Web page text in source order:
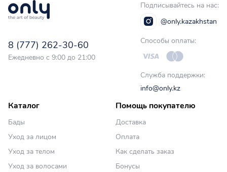
8 (777) 262-30-60
Ежедневно с 9:00 до 21:00
Подписывайтесь на нас:
@only.kazakhstan
Способы оплаты:
Служба поддержки:
info@only.kz
Каталог
Бады
Уход за лицом
Уход за телом
Уход за волосами
Помощь покупателю
Доставка
Оплата
Как сделать заказ
Бонусы